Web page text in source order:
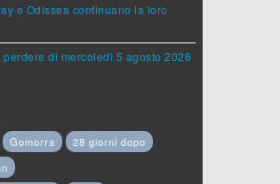
e Odissea continuano la loro
di mercoledì 5 agosto 2026
Gomorra
28 giorni dopo